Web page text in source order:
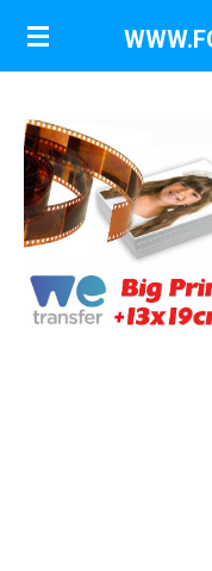
Ga
de
hoofdinhoud